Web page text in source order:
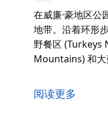
在威廉·豪地区
地带。沿着环形
野餐区 (Turkeys
Mountains) 和
地带。沿着环形
阅读更多